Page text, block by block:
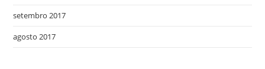
setembro 2017
agosto 2017